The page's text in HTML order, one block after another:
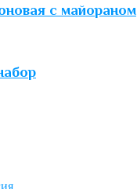
с майораном